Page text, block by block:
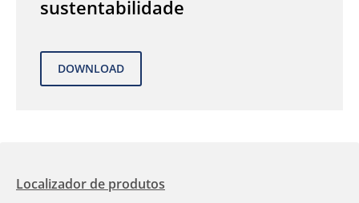
sustentabilidade
Localizador de produtos